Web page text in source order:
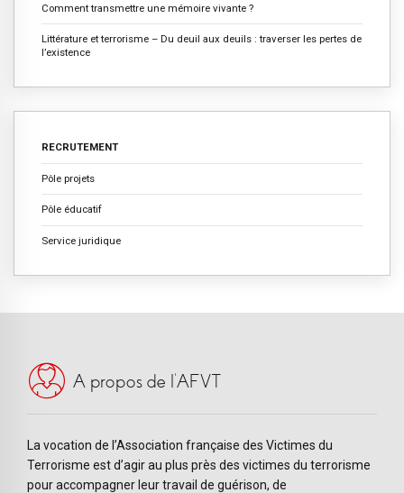
Comment transmettre une mémoire vivante ?
Littérature et terrorisme – Du deuil aux deuils : traverser les pertes de
l’existence
RECRUTEMENT
Pôle projets
Pôle éducatif
Service juridique
A propos de l’AFVT
La vocation de l’Association française des Victimes du
Terrorisme est d’agir au plus près des victimes du terrorisme
pour accompagner leur travail de guérison, de